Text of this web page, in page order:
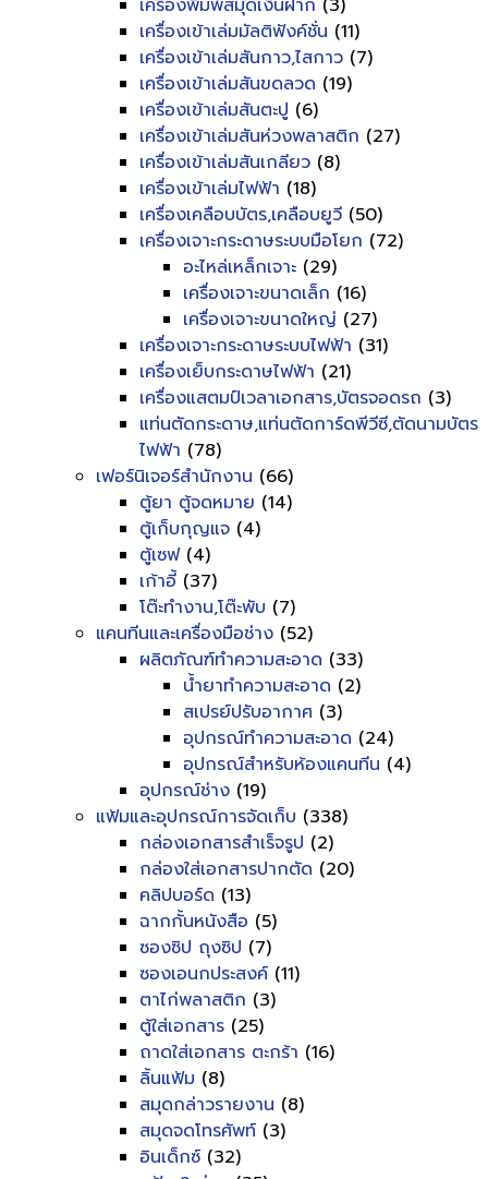
เครื่องพิมพ์สมุดเงินฝาก (3)
เครื่องเข้าเล่มมัลติฟังค์ชั่น (11)
เครื่องเข้าเล่มสันกาว,ไสกาว (7)
เครื่องเข้าเล่มสันขดลวด (19)
เครื่องเข้าเล่มสันตะปู (6)
เครื่องเข้าเล่มสันห่วงพลาสติก (27)
เครื่องเข้าเล่มสันเกลียว (8)
เครื่องเข้าเล่มไฟฟ้า (18)
เครื่องเคลือบบัตร,เคลือบยูวี (50)
เครื่องเจาะกระดาษระบบมือโยก (72)
อะไหล่เหล็กเจาะ (29)
เครื่องเจาะขนาดเล็ก (16)
เครื่องเจาะขนาดใหญ่ (27)
เครื่องเจาะกระดาษระบบไฟฟ้า (31)
เครื่องเย็บกระดาษไฟฟ้า (21)
เครื่องแสตมป์เวลาเอกสาร,บัตรจอดรถ (3)
แท่นตัดกระดาษ,แท่นตัดการ์ดพีวีซี,ตัดนามบัตร
ไฟฟ้า (78)
เฟอร์นิเจอร์สำนักงาน (66)
ตู้ยา ตู้จดหมาย (14)
ตู้เก็บกุญแจ (4)
ตู้เซฟ(4)
เก้าอี้ (37)
โต๊ะทำงาน,โต๊ะพับ (7)
แคนทีนและเครื่องมือช่าง (52)
ผลิตภัณฑ์ทำความสะอาด (33)
น้ำยาทำความสะอาด (2)
สเปรย์ปรับอากาศ (3)
อุปกรณ์ทำความสะอาด (24)
อุปกรณ์สำหรับห้องแคนทีน (4)
อุปกรณ์ช่าง (19)
แฟ้มและอุปกรณ์การจัดเก็บ (338)
กล่องเอกสารสำเร็จรูป (2)
กล่องใส่เอกสารปากตัด (20)
คลิปบอร์ด (13)
ฉากกั้นหนังสือ (5)
ซองซิป ถุงซิป (7)
ซองเอนกประสงค์ (11)
ตาไก่พลาสติก (3)
ตู้ใส่เอกสาร (25)
ถาดใส่เอกสาร ตะกร้า (16)
ลิ้นแฟ้ม (8)
สมุดกล่าวรายงาน (8)
สมุดจดโทรศัพท์ (3)
อินเด็กซ์ (32)